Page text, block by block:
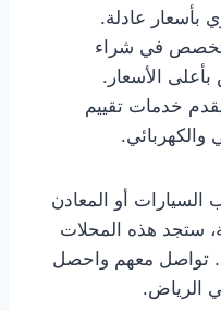
بأسعار عادلة.
في شراء
الأسعار.
خدمات تقييم
والكهربائي.
أو المعادن
ستجد هذه المحلات
تواصل معهم واحصل
الرياض.